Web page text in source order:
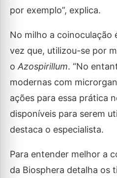
por exemplo”, explica.
No milho a coinoculação
vez que, utilizou-se por
o Azospirillum. “No
modernas com
ações para essa prática
disponíveis para serem
destaca o especialista.
Para entender melhor a
da Biosphera detalha os